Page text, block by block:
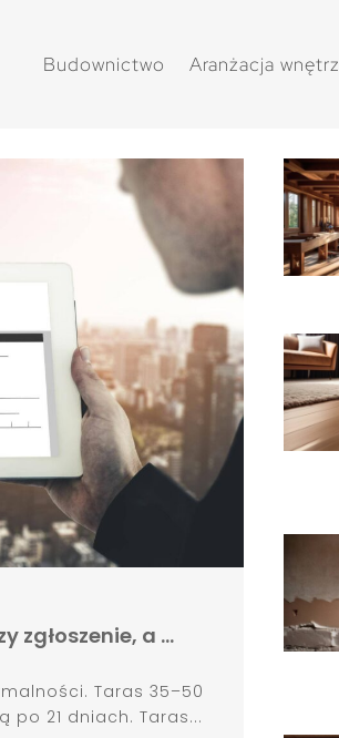
Budownictwo Aranżacja wnętrz
zgłoszenie, a …
Taras 35–50
po 21 dniach. Taras...